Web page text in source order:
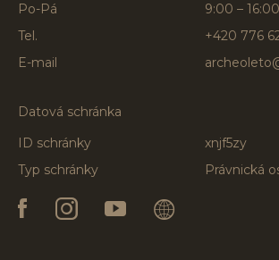
Po-Pá
9:00 – 16:00
Tel.
+420 776
E-mail
Datová schránka
ID schránky
xnjf5zy
Typ schránky
Právnická